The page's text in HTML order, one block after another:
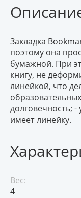
Закладка
поэтому она
бумажной. При
книгу, не
линейкой, что
долговечность; -
имеет линейку.
Вес:
4